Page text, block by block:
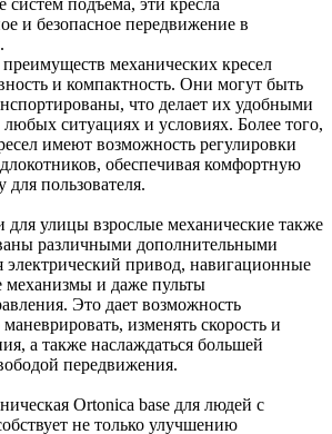
систем подъема, эти кресла
и безопасное передвижение в
механических кресел
и компактность. Они могут быть
что делает их удобными
любых ситуациях и условиях. Более того,
имеют возможность регулировки
обеспечивая комфортную
пользователя.
улицы взрослые механические также
различными дополнительными
привод, навигационные
и даже пульты
Это дает возможность
изменять скорость и
а также наслаждаться большей
передвижения.
Ortonica base для людей с
не только улучшению